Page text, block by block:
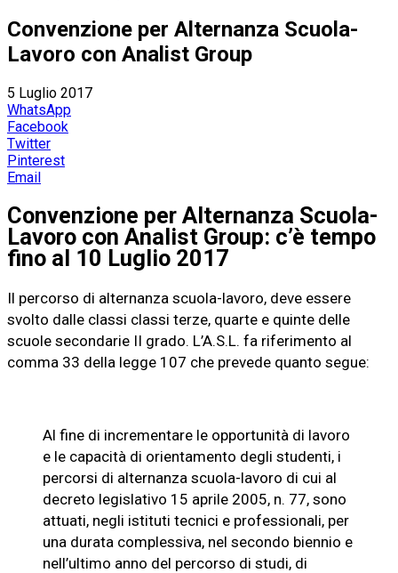
Convenzione per Alternanza Scuola-
Lavoro con Analist Group
5 Luglio 2017
WhatsApp
Facebook
Twitter
Pinterest
Email
Convenzione per Alternanza Scuola-
Lavoro con Analist Group: c’è tempo
fino al 10 Luglio 2017
Il percorso di alternanza scuola-lavoro, deve essere
svolto dalle classi classi terze, quarte e quinte delle
scuole secondarie II grado. L’A.S.L. fa riferimento al
comma 33 della legge 107 che prevede quanto segue:
Al fine di incrementare le opportunità di lavoro
e le capacità di orientamento degli studenti, i
percorsi di alternanza scuola-lavoro di cui al
decreto legislativo 15 aprile 2005, n. 77, sono
attuati, negli istituti tecnici e professionali, per
una durata complessiva, nel secondo biennio e
nell’ultimo anno del percorso di studi, di